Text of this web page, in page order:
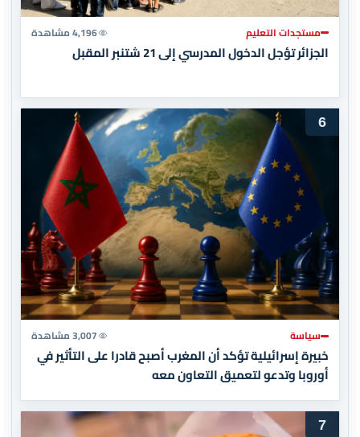
مستجدات التعليم 4,196 مشاهدة
الجزائر تؤجل الدخول المدرسي إلى 21 شتنبر المقبل
6
سياسة 3,007 مشاهدة
خبيرة إسرائيلية تؤكد أن المغرب أصبح قادرا على التأثير في
أوروبا وتدعو لتعميق التعاون معه
7